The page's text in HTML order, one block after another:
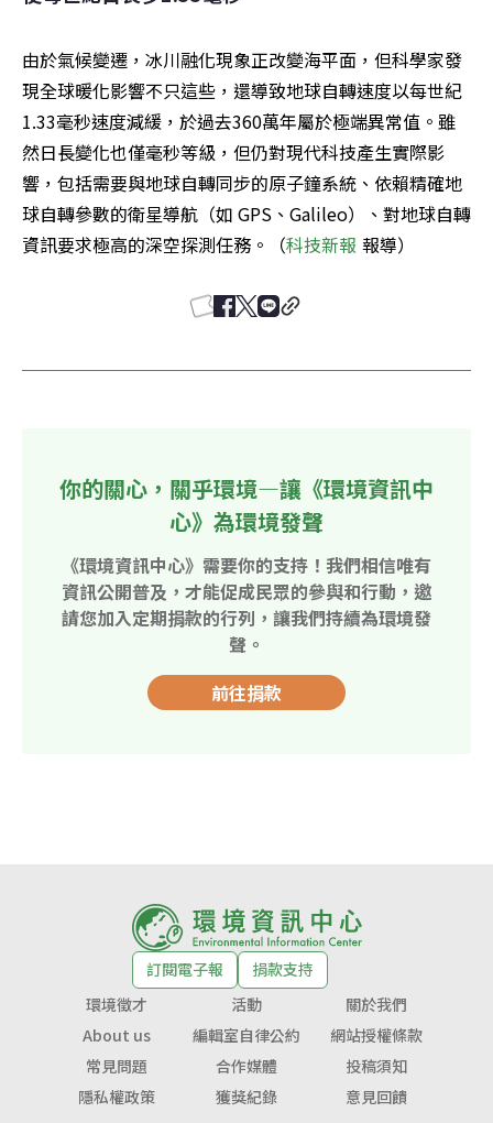
由於氣候變遷，冰川融化現象正改變海平面，但科學家發
現全球暖化影響不只這些，還導致地球自轉速度以每世紀
1.33毫秒速度減緩，於過去360萬年屬於極端異常值。雖
然日長變化也僅毫秒等級，但仍對現代科技產生實際影
響，包括需要與地球自轉同步的原子鐘系統、依賴精確地
球自轉參數的衛星導航（如 GPS、Galileo）、對地球自轉
資訊要求極高的深空探測任務。（科技新報 報導）
你的關心，關乎環境—讓《環境資訊中
心》為環境發聲
《環境資訊中心》需要你的支持！我們相信唯有
資訊公開普及，才能促成民眾的參與和行動，邀
請您加入定期捐款的行列，讓我們持續為環境發
聲。
前往捐款
訂閱電子報
捐款支持
環境徵才
活動
關於我們
About us
編輯室自律公約
網站授權條款
常見問題
合作媒體
投稿須知
隱私權政策
獲獎紀錄 意見回饋